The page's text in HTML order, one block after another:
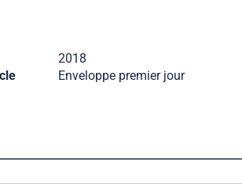
2018
Enveloppe premier jour